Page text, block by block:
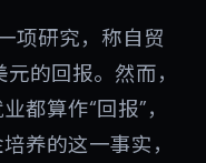
项研究，称自贸
的回报。然而，
都算作“回报”，
养的这一事实，